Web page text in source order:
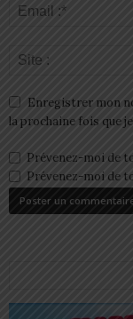
Enregistrer mon
la prochaine fois que
Prévenez-moi de
Prévenez-moi de